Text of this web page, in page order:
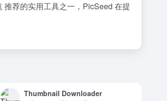
荐的实用工具之一，PicSeed 在提
Thumbnail Downloader